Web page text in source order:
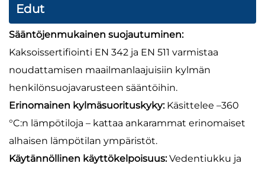
Edut
Sääntöjenmukainen suojautuminen:
Kaksoissertifiointi EN 342 ja EN 511 varmistaa
noudattamisen maailmanlaajuisiin kylmän
henkilönsuojavarusteen sääntöihin.
Erinomainen kylmäsuorituskyky: Käsittelee –360
°C:n lämpötiloja – kattaa ankarammat erinomaiset
alhaisen lämpötilan ympäristöt.
Käytännöllinen käyttökelpoisuus:Vedentiukku ja